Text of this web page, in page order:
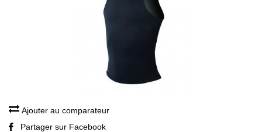
Ajouter au comparateur
Partager sur Facebook